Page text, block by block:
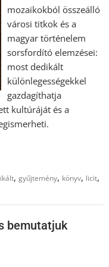
mozaikokból összeálló
városi titkok és a
magyar történelem
sorsfordító elemzései:
most dedikált
különlegességekkel
gazdagíthatja
kultúráját és a
,gyűjtemény, könyv, licit,
bemutatjuk